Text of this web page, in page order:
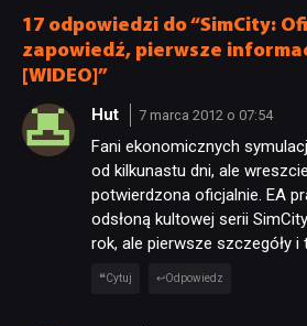
NEWSY
RECENZJE
17 odpowiedzi do “SimCity:
zapowiedź, pierwsze
[WIDEO]”
Hut 7 marca 2012 o 07:54
Fani ekonomicznych
od kilkunastu dni, ale
potwierdzona oficjalnie. EA
odsłoną kultowej serii
rok, ale pierwsze szczegóły i
Cytuj Odpowiedz